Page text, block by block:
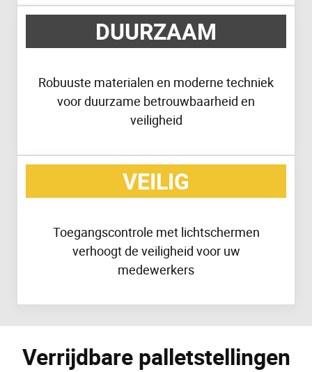
DUURZAAM
Robuuste materialen en moderne techniek
voor duurzame betrouwbaarheid en
veiligheid
VEILIG
Toegangscontrole met lichtschermen
verhoogt de veiligheid voor uw
medewerkers
Verrijdbare palletstellingen